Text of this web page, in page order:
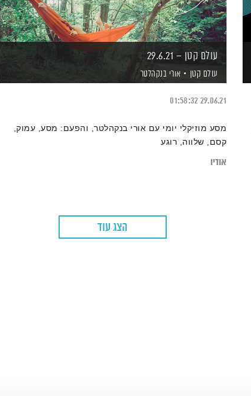
עולם קטן – 29.6.21
עולם קטן אורי בנקהלטר
29.06.21
01:58:32
מסע מוזיקלי יומי עם אורי בנקהלטר, והפעם: מסע, עמוק,
קסם, שלווה, רוגע
אודיו
הצג עוד